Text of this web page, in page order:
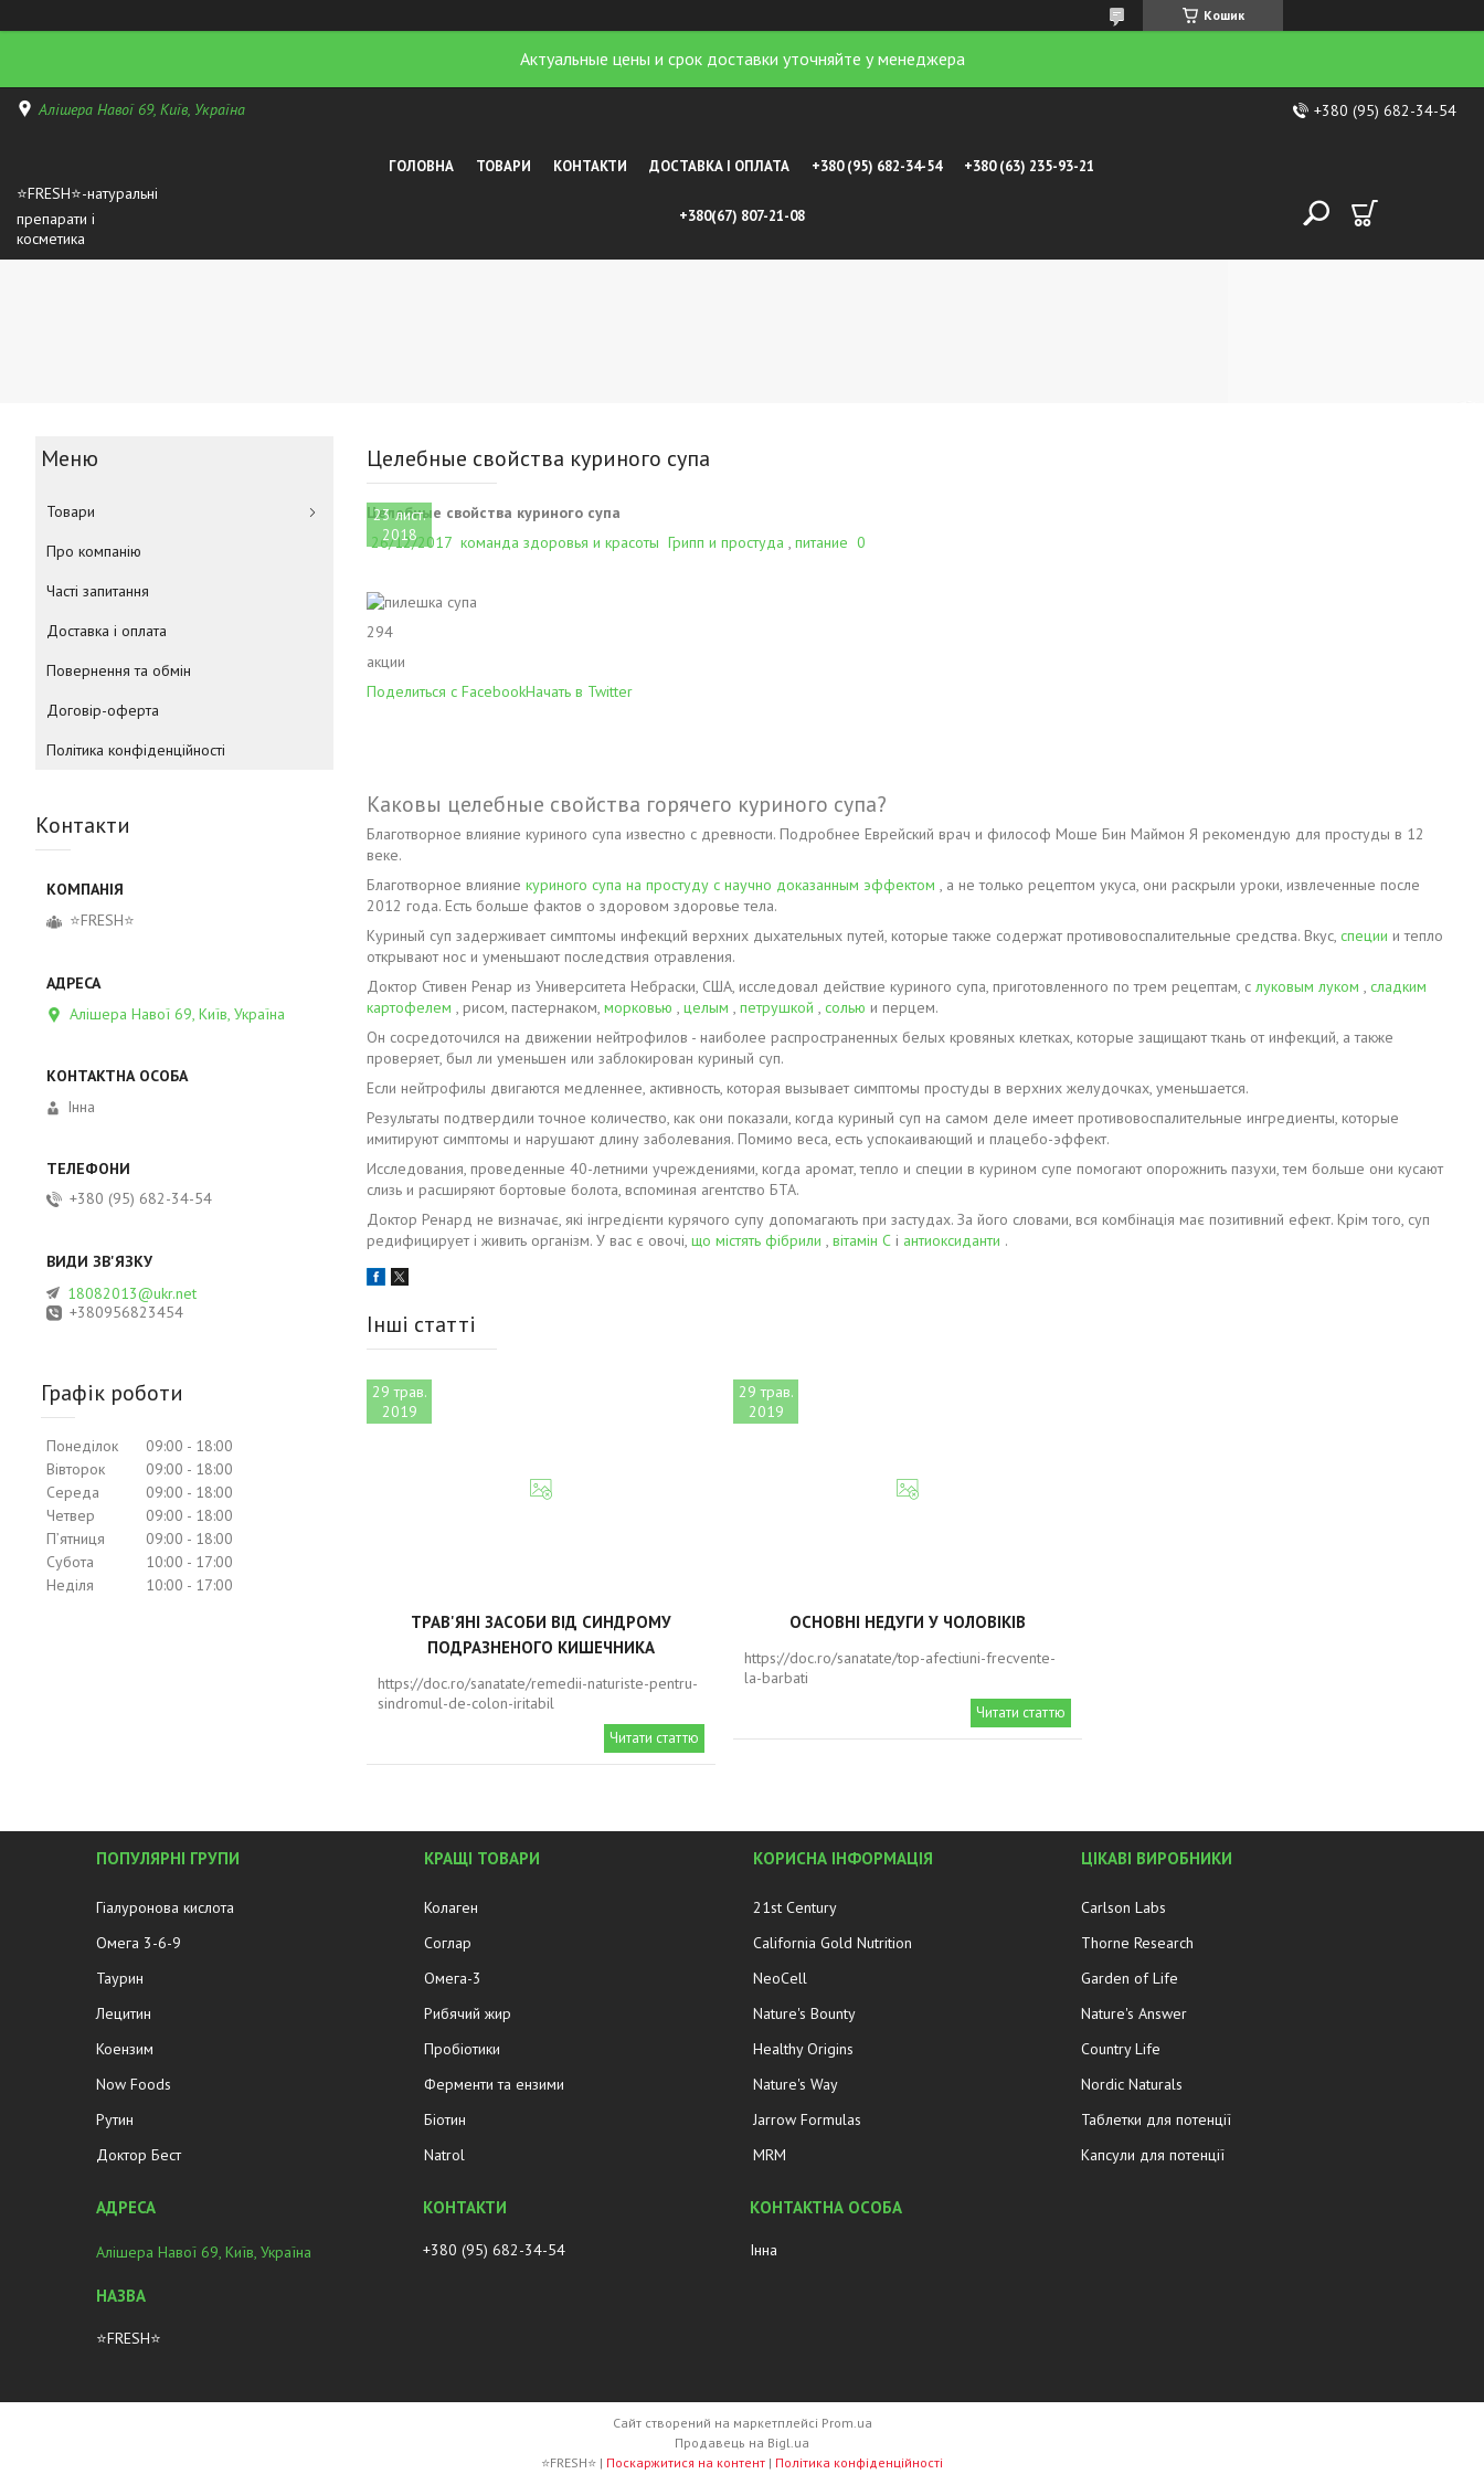
Кошик
Актуальные цены и срок доставки уточняйте у менеджера
Алішера Навої 69, Київ, Україна +380 (95) 682-34-54
⭐FRESH⭐-натуральні
препарати і
косметика
ГОЛОВНА ТОВАРИ КОНТАКТИ ДОСТАВКА І ОПЛАТА +380 (95) 682-34-54 +380 (63) 235-93-21
+380(67) 807-21-08
Целебные свойства куриного супа
23 лист.
2018
Целебные свойства куриного супа
26/12/2017 команда здоровья и красоты Грипп и простуда , питание 0
294
акции
Поделиться с FacebookНачать в Twitter
Каковы целебные свойства горячего куриного супа?
Благотворное влияние куриного супа известно с древности. Подробнее Еврейский врач и философ Моше Бин Маймон Я рекомендую для простуды в 12
веке.
Благотворное влияние куриного супа на простуду с научно доказанным эффектом , а не только рецептом укуса, они раскрыли уроки, извлеченные после
2012 года. Есть больше фактов о здоровом здоровье тела.
Куриный суп задерживает симптомы инфекций верхних дыхательных путей, которые также содержат противовоспалительные средства. Вкус, специи и тепло
открывают нос и уменьшают последствия отравления.
Доктор Стивен Ренар из Университета Небраски, США, исследовал действие куриного супа, приготовленного по трем рецептам, с луковым луком , сладким
картофелем , рисом, пастернаком, морковью , целым , петрушкой , солью и перцем.
Он сосредоточился на движении нейтрофилов - наиболее распространенных белых кровяных клетках, которые защищают ткань от инфекций, а также
проверяет, был ли уменьшен или заблокирован куриный суп.
Если нейтрофилы двигаются медленнее, активность, которая вызывает симптомы простуды в верхних желудочках, уменьшается.
Результаты подтвердили точное количество, как они показали, когда куриный суп на самом деле имеет противовоспалительные ингредиенты, которые
имитируют симптомы и нарушают длину заболевания. Помимо веса, есть успокаивающий и плацебо-эффект.
Исследования, проведенные 40-летними учреждениями, когда аромат, тепло и специи в курином супе помогают опорожнить пазухи, тем больше они кусают
слизь и расширяют бортовые болота, вспоминая агентство БТА.
Доктор Ренард не визначає, які інгредієнти курячого супу допомагають при застудах. За його словами, вся комбінація має позитивний ефект. Крім того, суп
редифицирует і живить організм. У вас є овочі, що містять фібрили , вітамін С і антиоксиданти .
Інші статті
29 трав.
2019
ТРАВ'ЯНІ ЗАСОБИ ВІД СИНДРОМУ
ПОДРАЗНЕНОГО КИШЕЧНИКА
https://doc.ro/sanatate/remedii-naturiste-pentru-
sindromul-de-colon-iritabil
Читати статтю
29 трав.
2019
ОСНОВНІ НЕДУГИ У ЧОЛОВІКІВ
https://doc.ro/sanatate/top-afectiuni-frecvente-
la-barbati
Читати статтю
Товари
Про компанію
Часті запитання
Доставка і оплата
Повернення та обмін
Договір-оферта
Політика конфіденційності
Контакти
⭐FRESH⭐
Алішера Навої 69, Київ, Україна
Інна
+380 (95) 682-34-54
18082013@ukr.net
+380956823454
Графік роботи
Понеділок 09:00
18:00
Вівторок
09:00
18:00
Середа
09:00
18:00
Четвер
09:00
18:00
Пʼятниця
09:00
18:00
Субота
10:00
17:00
Неділя
10:00 17:00
ПОПУЛЯРНІ ГРУПИ
Гіалуронова кислота
Омега 3-6-9
Таурин
Лецитин
Коензим
Now Foods
Рутин
Доктор Бест
КРАЩІ ТОВАРИ
Колаген
Соглар
Омега-3
Рибячий жир
Пробіотики
Ферменти та ензими
Біотин
Natrol
КОРИСНА ІНФОРМАЦІЯ
21st Century
California Gold Nutrition
NeoCell
Nature's Bounty
Healthy Origins
Nature's Way
Jarrow Formulas
MRM
ЦІКАВІ ВИРОБНИКИ
Carlson Labs
Thorne Research
Garden of Life
Nature's Answer
Country Life
Nordic Naturals
Таблетки для потенції
Капсули для потенції
Алішера Навої 69, Київ, Україна
⭐FRESH⭐
+380 (95) 682-34-54 Інна
Сайт створений на маркетплейсі Prom.ua
Продавець на Bigl.ua
⭐FRESH⭐ | Поскаржитися на контент | Політика конфіденційності